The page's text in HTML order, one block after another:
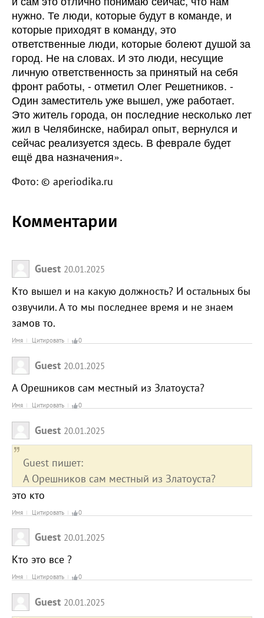
нужно. Те люди, которые будут в команде, и
которые приходят в команду, это
ответственные люди, которые болеют душой за
город. Не на словах. И это люди, несущие
личную ответственность за принятый на себя
фронт работы, - отметил Олег Решетников. -
Один заместитель уже вышел, уже работает.
Это житель города, он последние несколько лет
жил в Челябинске, набирал опыт, вернулся и
сейчас реализуется здесь. В феврале будет
ещё два назначения».
Фото: © aperiodika.ru
Комментарии
Guest 20.01.2025
Кто вышел и на какую должность? И остальных бы
озвучили. А то мы последнее время и не знаем
замов то.
Имя Цитировать 0
Guest 20.01.2025
А Орешников сам местный из Златоуста?
Имя Цитировать 0
Guest 20.01.2025
Guest пишет:
А Орешников сам местный из Златоуста?
это кто
Имя Цитировать 0
Guest 20.01.2025
Кто это все ?
Имя Цитировать 0
Guest 20.01.2025